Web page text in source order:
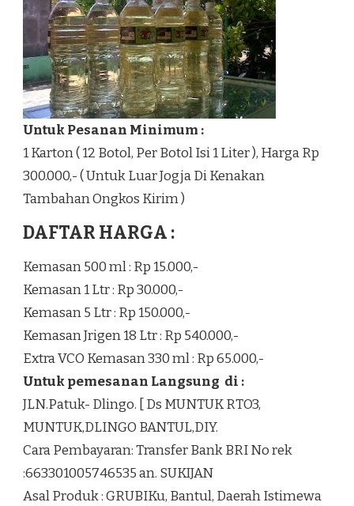
Untuk Pesanan Minimum :
1 Karton ( 12 Botol, Per Botol Isi 1 Liter ), Harga Rp
300.000,- ( Untuk Luar Jogja Di Kenakan
Tambahan Ongkos Kirim )
DAFTAR HARGA :
Kemasan 500 ml : Rp 15.000,-
Kemasan 1 Ltr : Rp 30.000,-
Kemasan 5 Ltr : Rp 150.000,-
Kemasan Jrigen 18 Ltr : Rp 540.000,-
Extra VCO Kemasan 330 ml : Rp 65.000,-
Untuk pemesanan Langsung di :
JLN.Patuk- Dlingo. [ Ds MUNTUK RTO3,
MUNTUK,DLINGO BANTUL,DIY.
Cara Pembayaran: Transfer Bank BRI No rek
:663301005746535 an. SUKIJAN
Asal Produk : GRUBIKu, Bantul, Daerah Istimewa